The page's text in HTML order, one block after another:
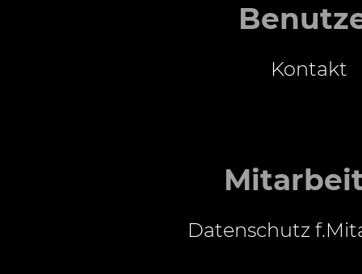
Kontakt
Datenschutz